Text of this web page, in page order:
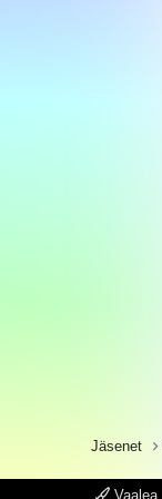
Jäsenet
Vaalea